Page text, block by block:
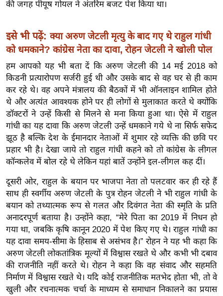
य
यं
ग
डि
या
सा
हि
त्य
ज
ग
त
ऑ
टो
व
र्ल्ड
न्यू
ज
ब्री
फ
म
की जगह पीयूष गोयल ने अंतरिम बजट पेश किया था।
इसे भी पढ़ें: क्‍या अरुण जेटली मृत्‍यु के बाद गए थे राहुल गांधी
को धमकाने? कांग्रेस नेता का दावा, रोहन जेटली ने खोली पोल
हम आपको यह भी बता दें कि अरुण जेटली की 14 मई 2018 को
किडनी प्रत्यारोपण सर्जरी हुई थी और उसके बाद से वह घर से ही काम
कर रहे थे। वह अपने मंत्रालय की बैठकों में भी ऑनलाइन शामिल होते
थे और अत्यंत आवश्यक होने पर ही लोगों से मुलाकात करते थे क्योंकि
डॉक्टरों ने उन्हें किसी से मिलने से मना किया हुआ था। ऐसे में राहुल
गांधी का यह दावा कि अरुण जेटली उन्हें धमकाने गये थे ना सिर्फ सफेद
झूठ है बल्कि देश के ईमानदार नेताओं में शुमार रहे व्यक्ति की छवि पर
प्रहार भी है। देखा जाये तो राहुल गांधी कहने को तो कांग्रेस के लीगल
कॉन्कलेव में बोल रहे थे लेकिन यहां बातें उन्होंने इल-लीगल कह दीं।
दूसरी ओर, राहुल के बयान पर भाजपा नेता तो पलटवार कर ही रहे हैं
साथ ही स्वर्गीय अरुण जेटली के पुत्र रोहन जेटली ने भी राहुल गांधी के
बयान को तथ्यात्मक रूप से गलत और दिवंगत नेता की स्मृति के प्रति
अनादरपूर्ण बताया है। उन्होंने कहा, “मेरे पिता का 2019 में निधन हो
गया था, जबकि कृषि कानून 2020 में पेश किए गए थे। राहुल गांधी का
यह दावा समय-सीमा के हिसाब से असंभव है।” रोहन ने यह भी कहा कि
अरुण जेटली लोकतांत्रिक मूल्यों में विश्वास रखते थे और कभी भी दबाव
की राजनीति नहीं करते थे। रोहन ने कहा कि वह संवाद और सहमति
निर्माण में विश्वास रखते थे। यदि कोई राजनीतिक मतभेद होता भी, तो वे
खुली और रचनात्मक चर्चा के माध्यम से समाधान निकालने का प्रयास